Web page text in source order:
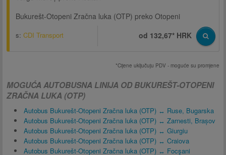
Bukurešt-Otopeni Zračna luka (OTP) preko Otopeni
s: CDI Transport od 132,67* HRK
*Cijene uključuju PDV - moguće su promjene
MOGUĆA AUTOBUSNA LINIJA OD BUKUREŠT-OTOPENI
ZRAČNA LUKA (OTP)
Autobus Bukurešt-Otopeni Zračna luka (OTP) ↔ Ruse, Bugarska
Autobus Bukurešt-Otopeni Zračna luka (OTP) ↔ Zarnesti, Brașov
Autobus Bukurešt-Otopeni Zračna luka (OTP) ↔ Giurgiu
Autobus Bukurešt-Otopeni Zračna luka (OTP) ↔ Craiova
Autobus Bukurešt-Otopeni Zračna luka (OTP) ↔ Focşani